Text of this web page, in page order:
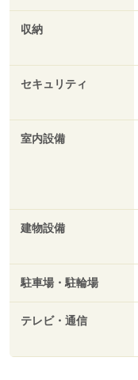
収納
セキュリティ
室内設備
建物設備
駐車場・駐輪場
テレビ・通信